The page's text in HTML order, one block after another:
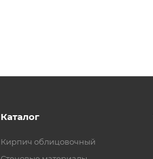
Каталог
Кирпич облицовочный